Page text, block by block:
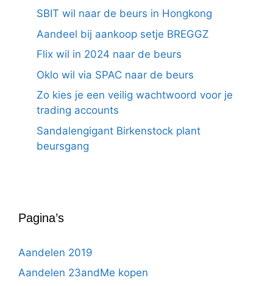
SBIT wil naar de beurs in Hongkong
Aandeel bij aankoop setje BREGGZ
Flix wil in 2024 naar de beurs
Oklo wil via SPAC naar de beurs
Zo kies je een veilig wachtwoord voor je
trading accounts
Sandalengigant Birkenstock plant
beursgang
Pagina’s
Aandelen 2019
Aandelen 23andMe kopen